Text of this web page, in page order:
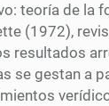
teoría de la
(1972),
resultados
se gestan a